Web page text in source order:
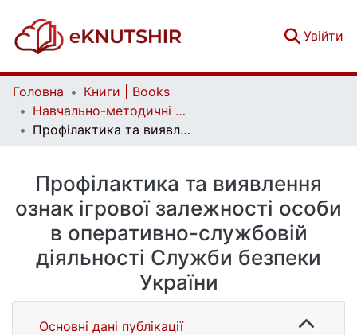
Увійти
Головна
Книги | Books
Навчально-методичні посібники | Educational and methodological complexes
Профілактика та виявлення ознак ігрової залежності особи в оперативно-службовій діяльності Служби безпеки України
Профілактика та виявлення
ознак ігрової залежності особи
в оперативно-службовій
діяльності Служби безпеки
України
Основні дані публікації